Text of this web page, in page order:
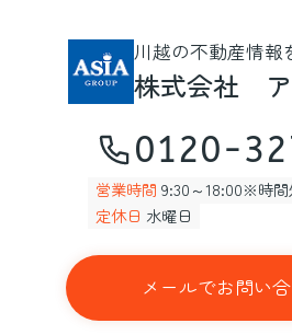
川越の不動産情報
株式会社
0120-
営業時間 9:30～18:00※時
定休日 水曜日
メールでお問い